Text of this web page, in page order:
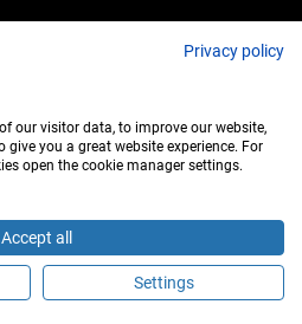
de saúde?
Privacy policy
our visitor data, to improve our website,
you a great website experience. For
open the cookie manager settings.
Accept all
Settings